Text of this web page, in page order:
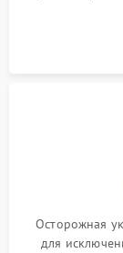
памяти при
разборка
Осторожная
для